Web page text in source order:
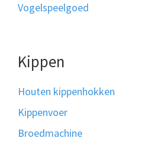
Vogelspeelgoed
Kippen
Houten kippenhokken
Kippenvoer
Broedmachine